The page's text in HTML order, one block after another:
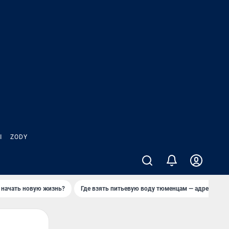
ZODY
начать новую жизнь? Где взять питьевую воду тюменцам — адреса